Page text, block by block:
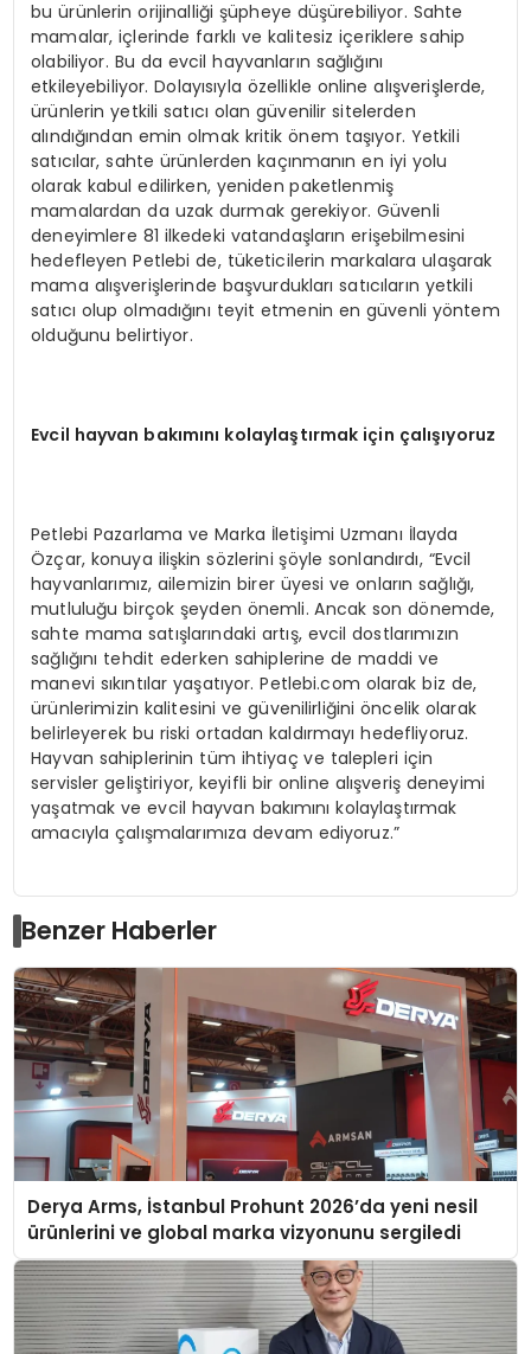
bu ürünlerin orijinalliği şüpheye düşürebiliyor. Sahte
mamalar, içlerinde farklı ve kalitesiz içeriklere sahip
olabiliyor. Bu da evcil hayvanların sağlığını
etkileyebiliyor. Dolayısıyla özellikle online alışverişlerde,
ürünlerin yetkili satıcı olan güvenilir sitelerden
alındığından emin olmak kritik önem taşıyor. Yetkili
satıcılar, sahte ürünlerden kaçınmanın en iyi yolu
olarak kabul edilirken, yeniden paketlenmiş
mamalardan da uzak durmak gerekiyor. Güvenli
deneyimlere 81 ilkedeki vatandaşların erişebilmesini
hedefleyen Petlebi de, tüketicilerin markalara ulaşarak
mama alışverişlerinde başvurdukları satıcıların yetkili
satıcı olup olmadığını teyit etmenin en güvenli yöntem
olduğunu belirtiyor.
Evcil hayvan bakımını kolaylaştırmak için çalışıyoruz
Petlebi Pazarlama ve Marka İletişimi Uzmanı İlayda
Özçar, konuya ilişkin sözlerini şöyle sonlandırdı, “Evcil
hayvanlarımız, ailemizin birer üyesi ve onların sağlığı,
mutluluğu birçok şeyden önemli. Ancak son dönemde,
sahte mama satışlarındaki artış, evcil dostlarımızın
sağlığını tehdit ederken sahiplerine de maddi ve
manevi sıkıntılar yaşatıyor. Petlebi.com olarak biz de,
ürünlerimizin kalitesini ve güvenilirliğini öncelik olarak
belirleyerek bu riski ortadan kaldırmayı hedefliyoruz.
Hayvan sahiplerinin tüm ihtiyaç ve talepleri için
servisler geliştiriyor, keyifli bir online alışveriş deneyimi
yaşatmak ve evcil hayvan bakımını kolaylaştırmak
amacıyla çalışmalarımıza devam ediyoruz.”
Benzer Haberler
Derya Arms, İstanbul Prohunt 2026’da yeni nesil
ürünlerini ve global marka vizyonunu sergiledi